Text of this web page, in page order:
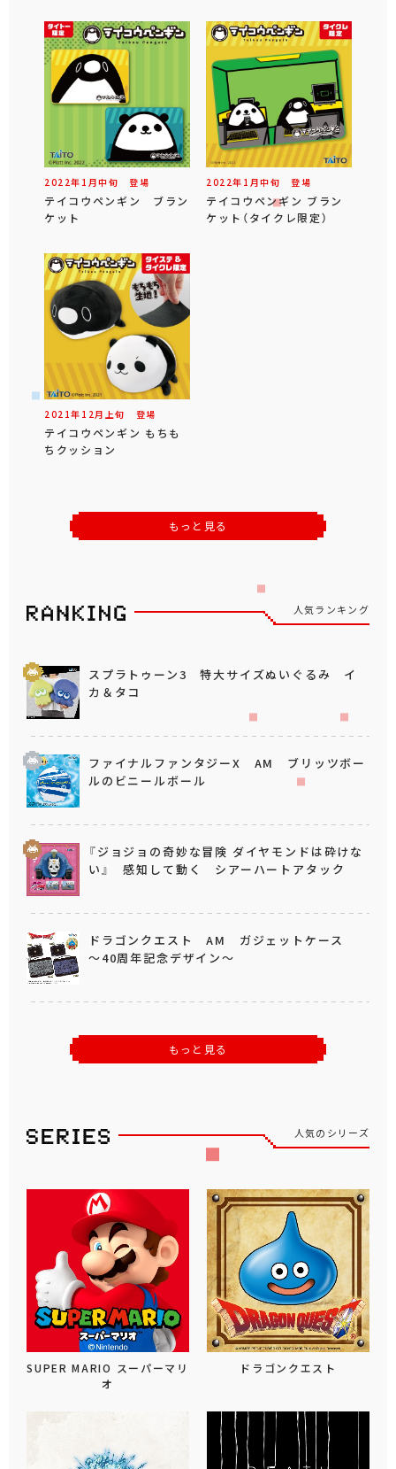
2022年 1 月中旬 登場
テイコウペンギン ブラン
ケット
2022年 1 月中旬 登場
テイコウペンギン ブラン
ケット（タイクレ限定）
2021年 12 月 上旬 登場
テイコウペンギン もちも
ちクッション
もっと見る
人気ランキング
スプラトゥーン3 特大サイズぬいぐるみ イ
カ＆タコ
ファイナルファンタジーX AM ブリッツボー
ルのビニールボール
『ジョジョの奇妙な冒険 ダイヤモンドは砕けな
い』 感知して動く シアーハートアタック
ドラゴンクエスト AM ガジェットケース
～40周年記念デザイン～
もっと見る
人気のシリーズ
SUPER MARIO スーパーマリ
オ
ドラゴンクエスト